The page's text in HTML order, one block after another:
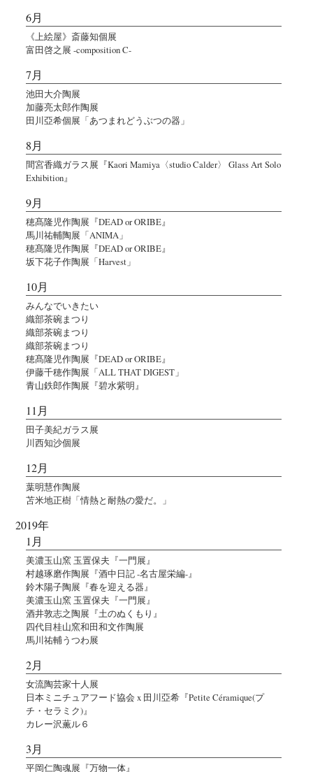
6月
《上絵屋》斎藤知個展
富田啓之展 -composition C-
7月
池田大介陶展
加藤亮太郎作陶展
田川亞希個展「あつまれどうぶつの器」
8月
間宮香織ガラス展『Kaori Mamiya〈studio Calder〉 Glass Art Solo
Exhibition』
9月
穂髙隆児作陶展『DEAD or ORIBE』
馬川祐輔陶展「ANIMA」
穂髙隆児作陶展『DEAD or ORIBE』
坂下花子作陶展「Harvest」
10月
みんなでいきたい
織部茶碗まつり
織部茶碗まつり
織部茶碗まつり
穂髙隆児作陶展『DEAD or ORIBE』
伊藤千穂作陶展「ALL THAT DIGEST」
青山鉄郎作陶展『碧水紫明』
11月
田子美紀ガラス展
川西知沙個展
12月
葉明慧作陶展
苫米地正樹「情熱と耐熱の愛だ。」
2019年
1月
美濃玉山窯 玉置保夫『一門展』
村越琢磨作陶展『酒中日記 -名古屋栄編-』
鈴木陽子陶展『春を迎える器』
美濃玉山窯 玉置保夫『一門展』
酒井敦志之陶展『土のぬくもり』
四代目桂山窯和田和文作陶展
馬川祐輔うつわ展
2月
女流陶芸家十人展
日本ミニチュアフード協会 x 田川亞希『Petite Céramique(プ
チ・セラミク)』
カレー沢薫ル６
3月
平岡仁陶魂展『万物一体』